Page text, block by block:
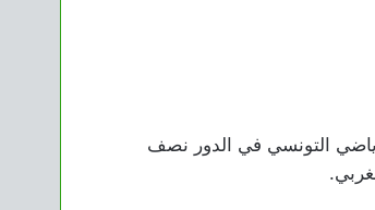
التونسي في الدور نصف